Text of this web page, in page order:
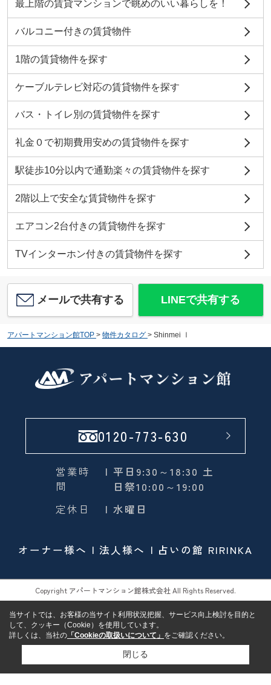
最上階の賃貸マンションで眺めのいい暮らしを！
バルコニー付きの賃貸物件
1階の賃貸物件を探す
ケーブルテレビ対応の賃貸物件を探す
バス・トイレ別の賃貸物件を探す
礼金０で初期費用安めの賃貸物件を探す
駅徒歩10分以内で通勤楽々の賃貸物件を探す
2階以上で安全な賃貸物件を探す
エアコン2台付きの賃貸物件を探す
TVインターホン付きの賃貸物件を探す
メールで共有する LINEで共有する
アパートマンション館TOP > 物件カタログ > Shinmei Ⅰ
0120-773-630
営業時
間
| 平日9:30～18:30 土
日祭10:00～19:00
定休日
| 水曜日
オーナー様へ 法人様へ 占いの館 RIRINKA
Copyright アパートマンション館株式会社 All Rights Reserved.
当サイトでは、お客様の当サイト利用状況把握、サービス向上検討を目的と
して、クッキー（Cookie）を使用しています。
詳しくは、当社の 「Cookieの取扱いについて」 をご確認ください。
閉じる